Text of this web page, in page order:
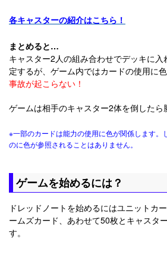
各キャスターの紹介はこちら！
まとめると…
キャスター2人の組み合わせでデッキに
定するが、ゲーム内ではカードの使用に
事故が起こらない！
ゲームは相手のキャスター2体を倒したら
※一部のカードは能力の使用に色が関係します。
のに色が参照されることはありません。
ゲームを始めるには？
ドレッドノートを始めるにはユニットカ
ームズカード、あわせて50枚とキャスタ
す。